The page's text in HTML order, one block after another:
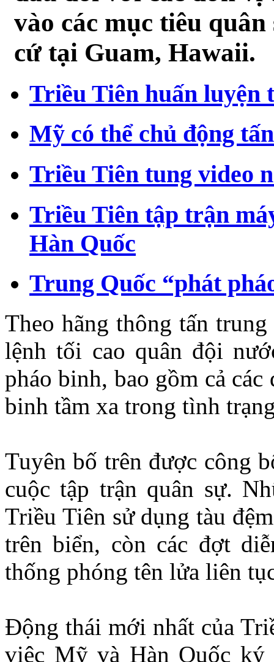
Cá nổi trên kênh Nhiêu Lộc
Xe ben tông chết người dưới chân cầu vượt
vào các mục tiêu
cứ tại Guam, Hawaii.
Triều Tiên huấn luyện
Mỹ có thể chủ động
Triều Tiên tung video
Triều Tiên tập trận
Hàn Quốc
Trung Quốc “phát
Theo hãng thông tấn
lệnh tối cao quân đội
pháo binh, bao gồm cả
binh tầm xa trong tình
Tuyên bố trên được công
cuộc tập trận quân sự.
Triều Tiên sử dụng tàu
trên biển, còn các đợt
thống phóng tên lửa liên
Động thái mới nhất của
việc Mỹ và Hàn Quốc ký